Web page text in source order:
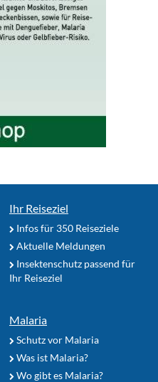
Ihr Reiseziel
Infos für 350 Reiseziele
Aktuelle Meldungen
Insektenschutz passend für
Ihr Reiseziel
Malaria
Schutz vor Malaria
Was ist Malaria?
Wo gibt es Malaria?